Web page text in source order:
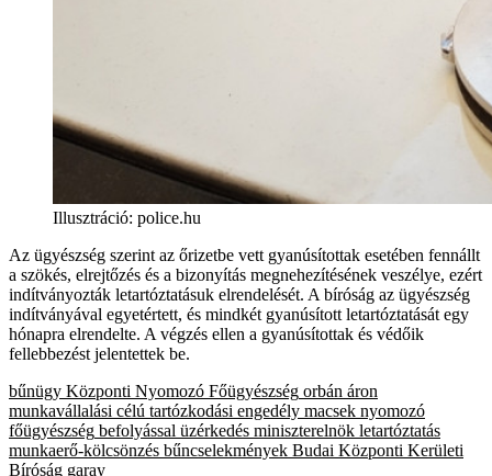
Illusztráció: police.hu
Az ügyészség szerint az őrizetbe vett gyanúsítottak esetében fennállt
a szökés, elrejtőzés és a bizonyítás megnehezítésének veszélye, ezért
indítványozták letartóztatásuk elrendelését. A bíróság az ügyészség
indítványával egyetértett, és mindkét gyanúsított letartóztatását egy
hónapra elrendelte. A végzés ellen a gyanúsítottak és védőik
fellebbezést jelentettek be.
bűnügy Központi Nyomozó Főügyészség orbán áron
munkavállalási célú tartózkodási engedély macsek nyomozó
főügyészség befolyással üzérkedés miniszterelnök letartóztatás
munkaerő-kölcsönzés bűncselekmények Budai Központi Kerületi
Bíróság garay